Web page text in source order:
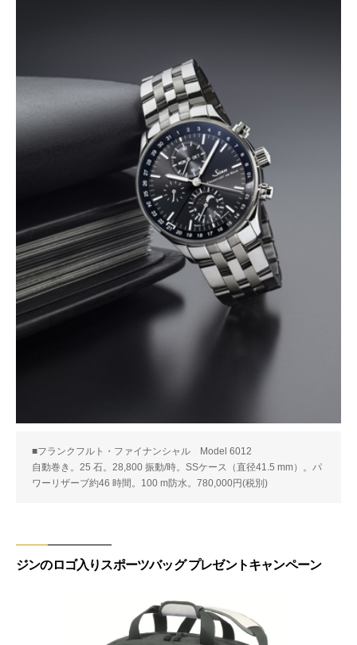
■フランクフルト・ファイナンシャル Model 6012
自動巻き。25 石。28,800 振動/時。SSケース（直径41.5 mm）。パ
ワーリザーブ約46 時間。100 m防水。780,000円(税別)
ジンのロゴ入りスポーツバッグ プレゼントキャンペーン